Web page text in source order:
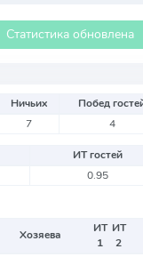
Статистика обновлена
Ничьих Побед
7 4
ИТ гостей
0.95
Хозяева
ИТ
1
ИТ
2